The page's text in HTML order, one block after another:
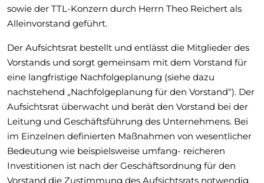
sowie der TTL-Konzern durch Herrn Theo Reichert als
Alleinvorstand geführt.
Der Aufsichtsrat bestellt und entlässt die Mitglieder des
Vorstands und sorgt gemeinsam mit dem Vorstand für
eine langfristige Nachfolgeplanung (siehe dazu
nachstehend „Nachfolgeplanung für den Vorstand“). Der
Aufsichtsrat überwacht und berät den Vorstand bei der
Leitung und Geschäftsführung des Unternehmens. Bei
im Einzelnen definierten Maßnahmen von wesentlicher
Bedeutung wie beispielsweise umfang- reicheren
Investitionen ist nach der Geschäftsordnung für den
Vorstand die Zustimmung des Aufsichtsrats notwendig.